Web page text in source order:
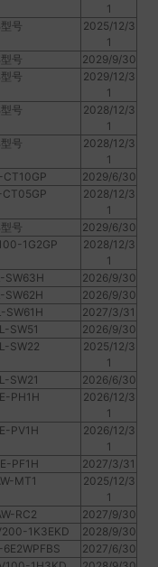
1
号
2025/12/3
1
号
2029/9/30
号
2029/12/3
1
号
2028/12/3
1
号
2028/12/3
1
CT10GP
2029/6/30
2028/12/3
1
号
2029/6/30
1G2GP
2028/12/3
1
SW63H
2026/9/30
SW62H
2026/9/30
SW61H
2027/3/31
SW51
2026/9/30
SW22
2025/12/3
1
SW21
2026/6/30
PH1H
2026/12/3
1
PV1H
2026/12/3
1
PF1H
2027/3/31
MT1
2025/12/3
1
RC2
2027/9/30
1K3EKD
2028/9/30
2027/6/30